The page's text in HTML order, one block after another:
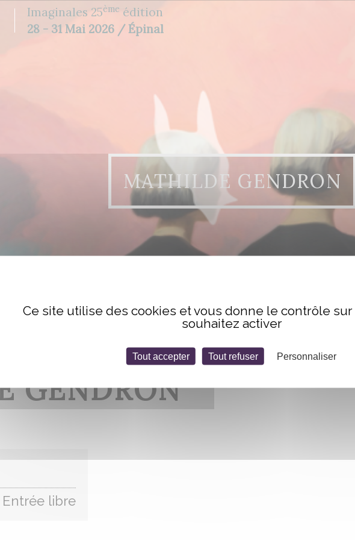
Imaginales 25ème édition
28 - 31 Mai 2026 / Épinal
MATHILDE GENDRON
GENDRON
Entrée libre
Ce site utilise des cookies et vous donne le contrôle
souhaitez activer
Tout accepter Tout refuser Personnaliser